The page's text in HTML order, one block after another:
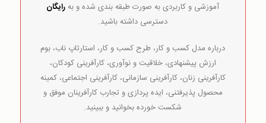
آموزشی و کاربردی به صورت طبقه بندی شده و بهرایگان
دسترسی داشته باشید.
درباره مدل کسب و کار، طرح کسب و کار، استارتاپ ناب، بوم
ارزش پیشنهادی، خلاقیت و نوآوری، کارآفرینی کودکان،
کارآفرینی زنان، کارآفرینی سازمانی، کارآفرینی اجتماعی، کمینه
محصول پذیرفتنی، ایده پردازی و تجارب کارآفرینان موفق و
شکست خورده بخوانید و ببینید.